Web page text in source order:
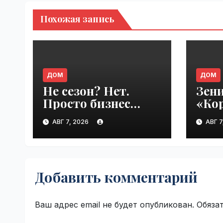
Похожая запись
ДОМ
Не сезон? Нет.
Просто бизнес
привык, что
клиенты сами
приходят |
АВГ 7, 2026
ДОМ
АВГ
Добавить комментарий
Ваш адрес email не будет опубликован.